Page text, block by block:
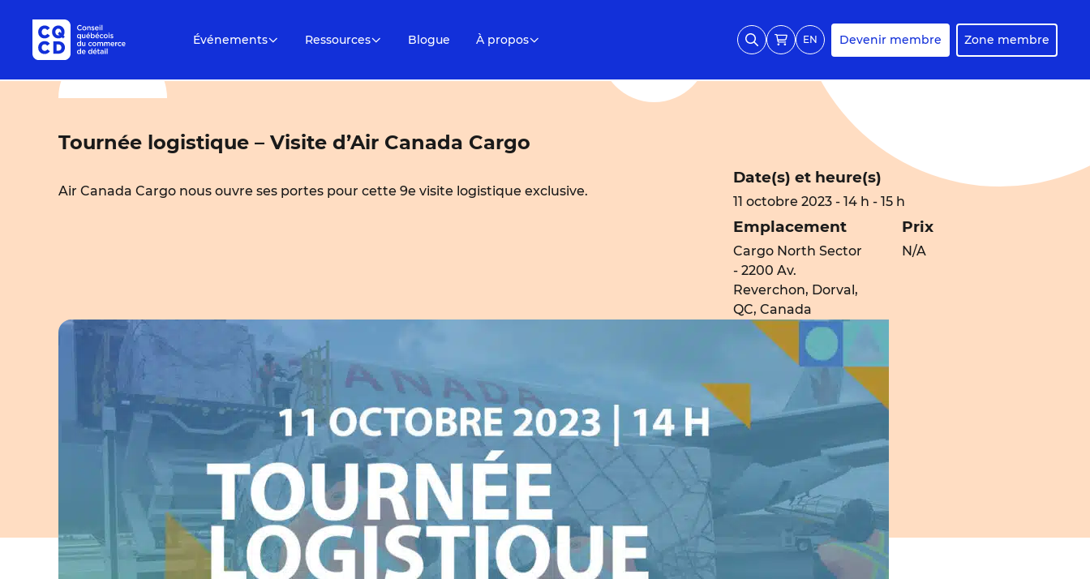
Événements Ressources Blogue À propos EN Devenir membre Zone membre
Tournée logistique – Visite d’Air Canada Cargo
Air Canada Cargo nous ouvre ses portes pour cette 9e visite logistique exclusive.
Date(s) et heure(s)
11 octobre 2023 - 14 h - 15 h
Emplacement
Cargo North Sector
- 2200 Av.
Reverchon, Dorval,
QC, Canada
Prix
N/A